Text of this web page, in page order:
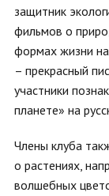
защитник
фильмов о
формах жизни
– прекрасный
участники
планете» на
Члены клуба
о растениях,
волшебных